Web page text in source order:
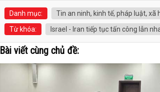
Danh mục:
Tin an ninh, kinh tế, pháp luật, xã
Từ khóa:
Israel - Iran tiếp tục tấn công lẫn
Bài viết cùng chủ đề: